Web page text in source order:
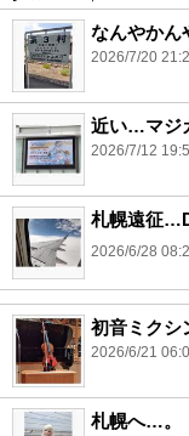
なんやか
2026/7/20
近い…マジ
2026/7/12
札幌遠征
2026/6/28
初音ミク
2026/6/21
札幌へ…。